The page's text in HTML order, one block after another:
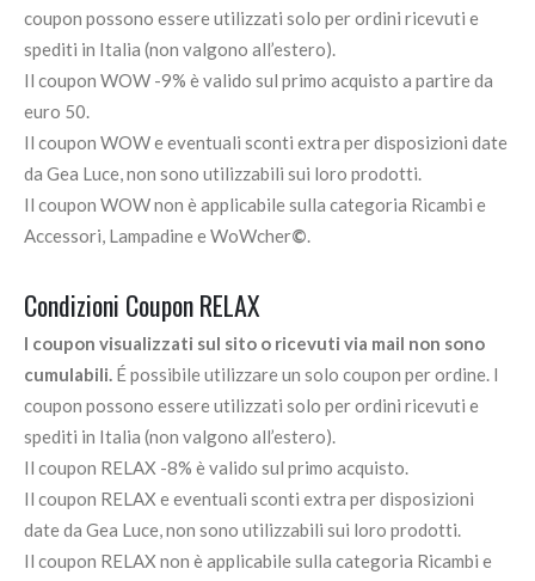
coupon possono essere utilizzati solo per ordini ricevuti e
spediti in Italia (non valgono all’estero).
Il coupon WOW -9% è valido sul primo acquisto a partire da
euro 50.
Il coupon WOW e eventuali sconti extra per disposizioni date
da Gea Luce, non sono utilizzabili sui loro prodotti.
Il coupon WOW non è applicabile sulla categoria Ricambi e
Accessori, Lampadine e WoWcher©.
Condizioni Coupon RELAX
I coupon visualizzati sul sito o ricevuti via mail non sono
cumulabili. É possibile utilizzare un solo coupon per ordine. I
coupon possono essere utilizzati solo per ordini ricevuti e
spediti in Italia (non valgono all’estero).
Il coupon RELAX -8% è valido sul primo acquisto.
Il coupon RELAX e eventuali sconti extra per disposizioni
date da Gea Luce, non sono utilizzabili sui loro prodotti.
Il coupon RELAX non è applicabile sulla categoria Ricambi e